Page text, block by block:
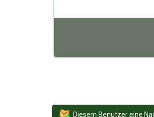
Diesem Benutzer eine